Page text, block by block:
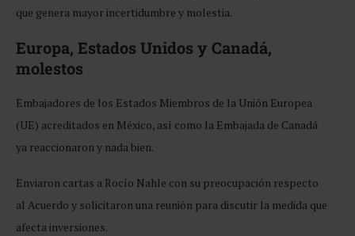
que genera mayor incertidumbre y molestia.
Europa, Estados Unidos y Canadá,
molestos
Embajadores de los Estados Miembros de la Unión Europea
(UE) acreditados en México, así como la Embajada de Canadá
ya reaccionaron y nada bien.
Enviaron cartas a Rocío Nahle con su preocupación respecto
al Acuerdo y solicitaron una reunión para discutir la medida que
afecta inversiones.